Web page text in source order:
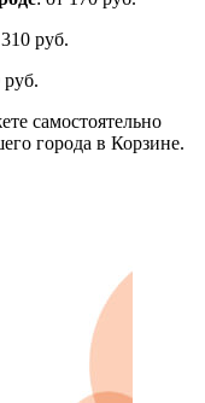
руб.
руб.
самостоятельно
города в Корзине.